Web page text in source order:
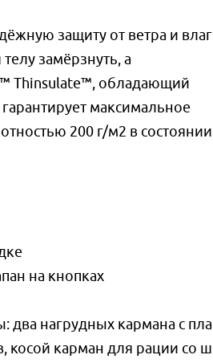
защиту от ветра и
замёрзнуть, а
Thinsulate™, обладающий
максимальное
200 г/м2 в состоянии
на кнопках
нагрудных кармана с
косой карман для рации со